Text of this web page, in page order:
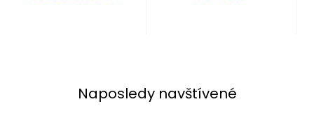
Naposledy navštívené